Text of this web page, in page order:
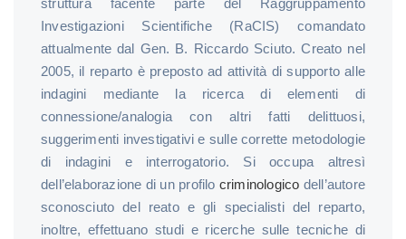
struttura facente parte del Raggruppamento
Investigazioni Scientifiche (RaCIS) comandato
attualmente dal Gen. B. Riccardo Sciuto. Creato nel
2005, il reparto è preposto ad attività di supporto alle
indagini mediante la ricerca di elementi di
connessione/analogia con altri fatti delittuosi,
suggerimenti investigativi e sulle corrette metodologie
di indagini e interrogatorio. Si occupa altresì
dell’elaborazione di un profilo criminologico dell’autore
sconosciuto del reato e gli specialisti del reparto,
inoltre, effettuano studi e ricerche sulle tecniche di